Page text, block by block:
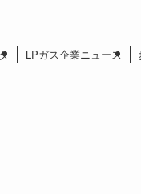
LPガス企業ニュース